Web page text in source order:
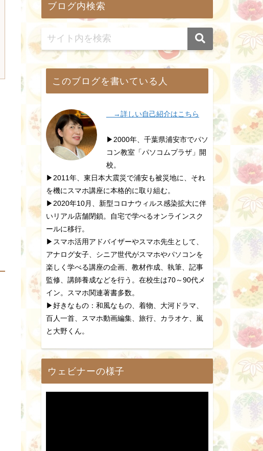
ブログ内検索
このブログを書いている人
→詳しい自己紹介はこちら
▶2000年、千葉県浦安市でパソ
コン教室「パソコムプラザ」開
校。
▶2011年、東日本大震災で浦安も被災地に、それ
を機にスマホ講座に本格的に取り組む。
▶2020年10月、新型コロナウィルス感染拡大に伴
いリアル店舗閉鎖。自宅で学べるオンラインスク
ールに移行。
▶スマホ活用アドバイザーやスマホ先生として、
アナログ女子、シニア世代がスマホやパソコンを
楽しく学べる講座の企画、教材作成、執筆、記事
監修、講師養成などを行う。在校生は70～90代メ
イン。スマホ関連著書多数。
▶好きなもの：和風なもの、着物、大河ドラマ、
百人一首、スマホ動画編集、旅行、カラオケ、嵐
と大野くん。
ウェビナーの様子